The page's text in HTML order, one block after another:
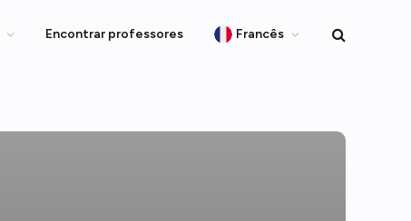
Encontrar professores Francês